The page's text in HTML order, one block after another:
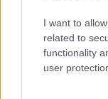
I want to
related to
functionality
user
További